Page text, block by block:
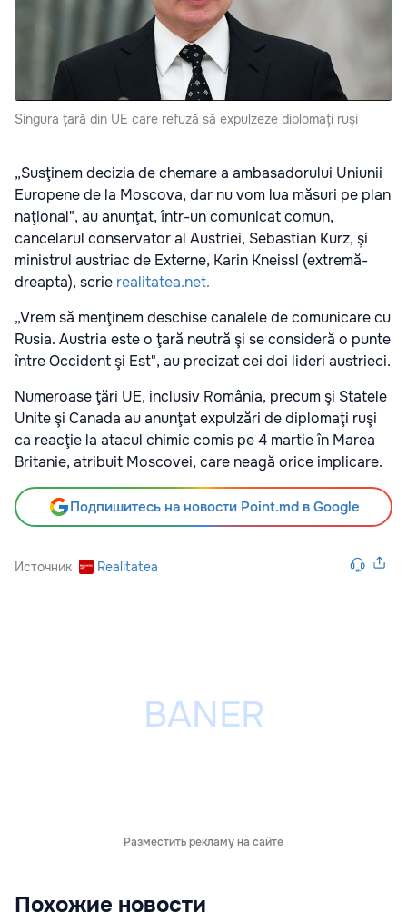
Singura țară din UE care refuză să expulzeze diplomați ruși
„Susţinem decizia de chemare a ambasadorului Uniunii
Europene de la Moscova, dar nu vom lua măsuri pe plan
naţional", au anunţat, într-un comunicat comun,
cancelarul conservator al Austriei, Sebastian Kurz, şi
ministrul austriac de Externe, Karin Kneissl (extremă-
dreapta), scrie realitatea.net.
„Vrem să menţinem deschise canalele de comunicare cu
Rusia. Austria este o ţară neutră şi se consideră o punte
între Occident şi Est", au precizat cei doi lideri austrieci.
Numeroase ţări UE, inclusiv România, precum şi Statele
Unite şi Canada au anunţat expulzări de diplomaţi ruşi
ca reacţie la atacul chimic comis pe 4 martie în Marea
Britanie, atribuit Moscovei, care neagă orice implicare.
Подпишитесь на новости Point.md в Google
Источник Realitatea
Разместить рекламу на сайте
Похожие новости